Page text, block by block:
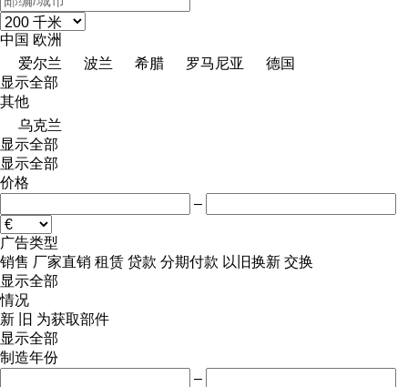
中国 欧洲
爱尔兰
波兰 希腊 罗马尼亚
德国
显示全部
其他
乌克兰
显示全部
显示全部
价格
–
广告类型
销售 厂家直销 租赁 贷款 分期付款 以旧换新 交换
显示全部
情况
新
旧 为获取部件
显示全部
制造年份
–